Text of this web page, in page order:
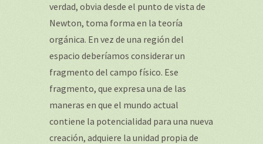
verdad, obvia desde el punto de vista de
Newton, toma forma en la teoría
orgánica. En vez de una región del
espacio deberíamos considerar un
fragmento del campo físico. Ese
fragmento, que expresa una de las
maneras en que el mundo actual
contiene la potencialidad para una nueva
creación, adquiere la unidad propia de